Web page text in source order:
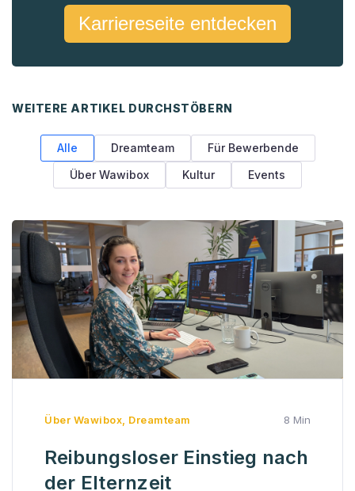
Karriereseite entdecken
WEITERE ARTIKEL DURCHSTÖBERN
Alle Dreamteam
Für Bewerbende
Über Wawibox
Kultur Events
Über Wawibox Dreamteam 8 Min
Reibungsloser Einstieg nach
der Elternzeit